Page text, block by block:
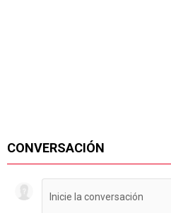
CONVERSACIÓN